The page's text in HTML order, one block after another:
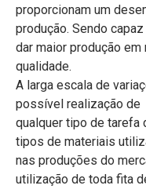
proporcionam um
produção. Sendo capaz
dar maior produção
qualidade.
A larga escala de
possível realização de
qualquer tipo de tarefa
tipos de materiais
nas produções do
utilização de toda fita